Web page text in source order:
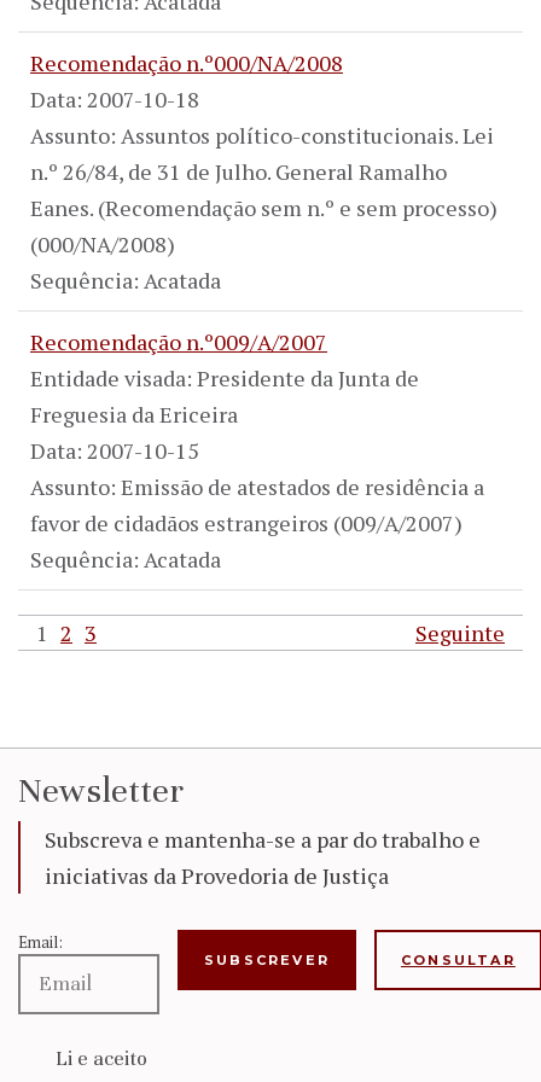
Recomendação n.º000/NA/2008
Data: 2007-10-18
Assunto: Assuntos político-constitucionais. Lei
n.º 26/84, de 31 de Julho. General Ramalho
Eanes. (Recomendação sem n.º e sem processo)
(000/NA/2008)
Sequência: Acatada
Recomendação n.º009/A/2007
Entidade visada: Presidente da Junta de
Freguesia da Ericeira
Data: 2007-10-15
Assunto: Emissão de atestados de residência a
favor de cidadãos estrangeiros (009/A/2007)
Sequência: Acatada
1 2 3 Seguinte
Newsletter
Subscreva e mantenha-se a par do trabalho e
iniciativas da Provedoria de Justiça
Email:
Li e aceito
CONSULTAR